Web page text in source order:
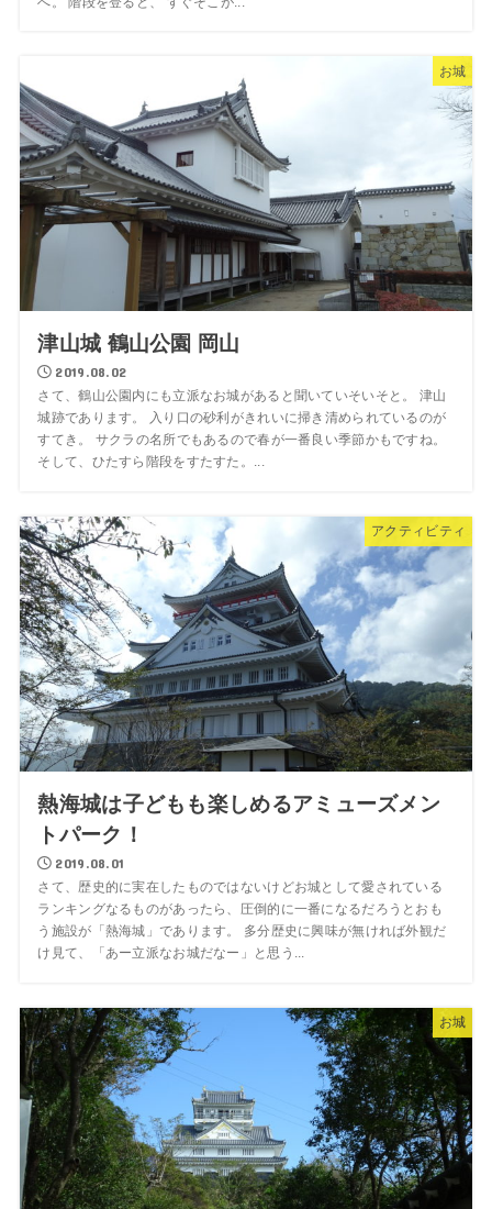
お城
津山城 鶴山公園 岡山
2019.08.02
さて、鶴山公園内にも立派なお城があると聞いていそいそと。 津山
城跡であります。 入り口の砂利がきれいに掃き清められているのが
すてき。 サクラの名所でもあるので春が一番良い季節かもですね。
そして、ひたすら階段をすたすた。...
アクティビティ
熱海城は子どもも楽しめるアミューズメン
トパーク！
2019.08.01
さて、歴史的に実在したものではないけどお城として愛されている
ランキングなるものがあったら、圧倒的に一番になるだろうとおも
う施設が「熱海城」であります。 多分歴史に興味が無ければ外観だ
け見て、「あー立派なお城だなー」と思う...
お城